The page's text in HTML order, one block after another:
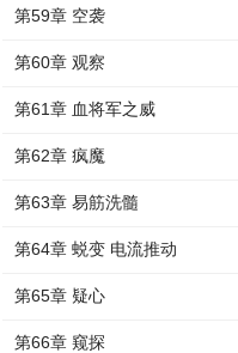
第59章 空袭
第60章 观察
第61章 血将军之威
第62章 疯魔
第63章 易筋洗髓
第64章 蜕变 电流推动
第65章 疑心
第66章 窥探